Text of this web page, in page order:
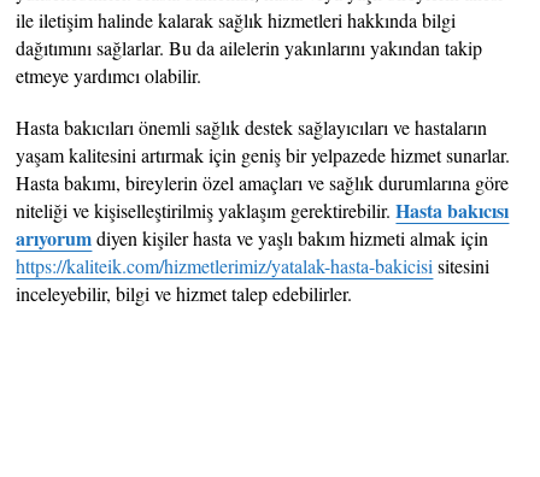
ile iletişim halinde kalarak sağlık hizmetleri hakkında bilgi
dağıtımını sağlarlar. Bu da ailelerin yakınlarını yakından takip
etmeye yardımcı olabilir.
Hasta bakıcıları önemli sağlık destek sağlayıcıları ve hastaların
yaşam kalitesini artırmak için geniş bir yelpazede hizmet sunarlar.
Hasta bakımı, bireylerin özel amaçları ve sağlık durumlarına göre
niteliği ve kişiselleştirilmiş yaklaşım gerektirebilir.Hasta bakıcısı
arıyorumdiyen kişiler hasta ve yaşlı bakım hizmeti almak için
https://kaliteik.com/hizmetlerimiz/yatalak-hasta-bakicisisitesini
inceleyebilir, bilgi ve hizmet talep edebilirler.